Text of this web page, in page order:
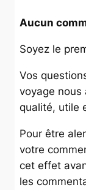
Aucun
Soyez le
Vos
voyage nous
qualité, utile
Pour être
votre
cet effet
les